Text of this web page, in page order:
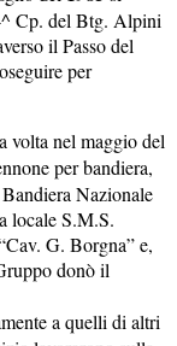
Cp. del Btg. Alpini
il Passo del
per
volta nel maggio del
per bandiera,
Nazionale
locale S.M.S.
G. Borgna” e,
donò il
a quelli di altri